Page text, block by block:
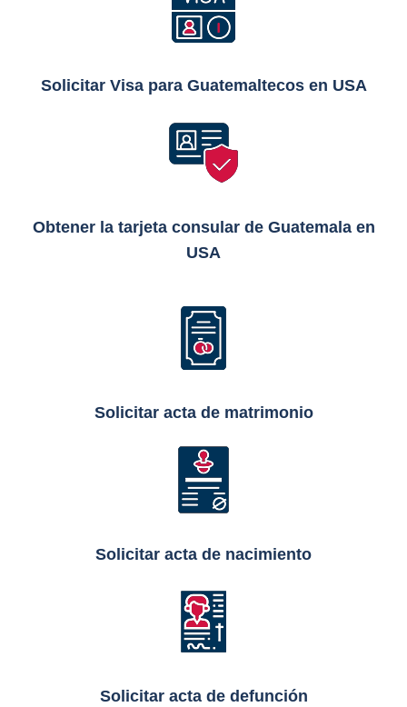
Solicitar Visa para Guatemaltecos en USA
Obtener la tarjeta consular de Guatemala en
USA
Solicitar acta de matrimonio
Solicitar acta de nacimiento
Solicitar acta de defunción